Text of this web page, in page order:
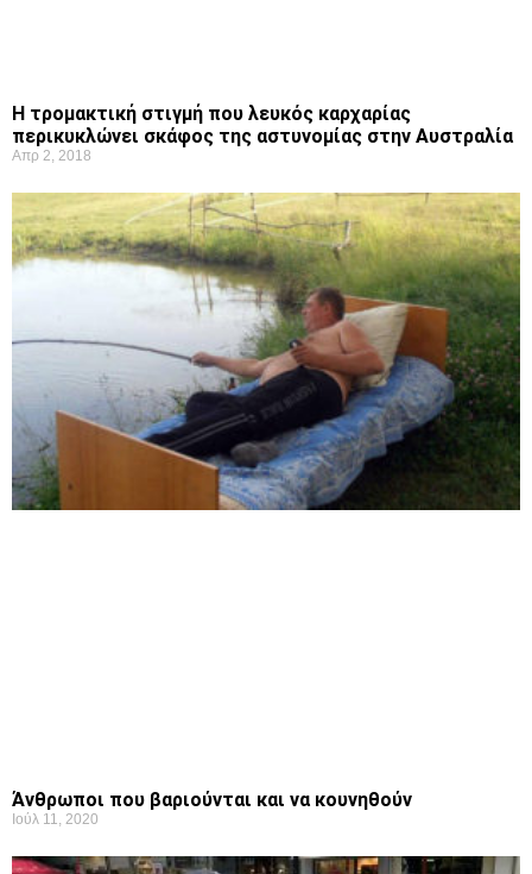
Η τρομακτική στιγμή που λευκός καρχαρίας
περικυκλώνει σκάφος της αστυνομίας στην Αυστραλία
Απρ 2, 2018
Άνθρωποι που βαριούνται και να κουνηθούν
Ιούλ 11, 2020